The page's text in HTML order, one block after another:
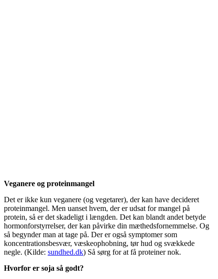
Veganere og proteinmangel
Det er ikke kun veganere (og vegetarer), der kan have decideret
proteinmangel. Men uanset hvem, der er udsat for mangel på
protein, så er det skadeligt i længden. Det kan blandt andet betyde
hormonforstyrrelser, der kan påvirke din mæthedsfornemmelse. Og
så begynder man at tage på. Der er også symptomer som
koncentrationsbesvær, væskeophobning, tør hud og svækkede
negle. (Kilde: sundhed.dk) Så sørg for at få proteiner nok.
Hvorfor er soja så godt?